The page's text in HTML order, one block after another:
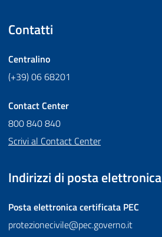
Contatti
Centralino
(+39) 06 68201
Contact Center
800 840 840
Scrivi al Contact Center
Indirizzi di posta elettronica
Posta elettronica certificata PEC
protezionecivile@pec.governo.it